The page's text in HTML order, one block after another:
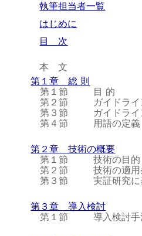
執筆担当者一覧
はじめに
目 次
本 文
第１章 総 則
第１節
目 的
第２節
ガイドラ
第３節
ガイドラ
第４節
用語の定義
第２章 技術の概要
第１節
技術の目的
第２節
技術の適
第３節
実証研究
第３章 導入検討
第１節
導入検討